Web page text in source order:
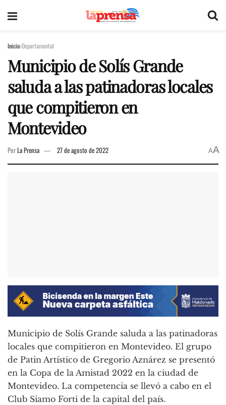
Inicio Departamental
Municipio de Solís Grande
saluda a las patinadoras locales
que compitieron en
Montevideo
PorLa Prensa 27 de agosto de 2022 AA
Municipio de Solís Grande saluda a las patinadoras
locales que compitieron en Montevideo. El grupo
de Patin Artístico de Gregorio Aznárez se presentó
en la Copa de la Amistad 2022 en la ciudad de
Montevideo. La competencia se llevó a cabo en el
Club Siamo Forti de la capital del país.